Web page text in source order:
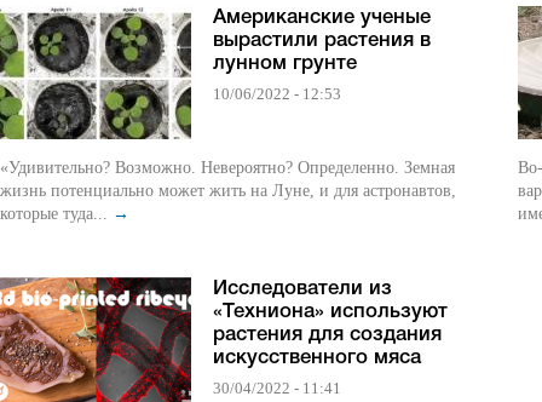
Американские ученые
вырастили растения в
лунном грунте
10/06/2022 - 12:53
«Удивительно? Возможно. Невероятно? Определенно. Земная
жизнь потенциально может жить на Луне, и для астронавтов,
которые туда... →
Исследователи из
«Техниона» используют
растения для создания
искусственного мяса
30/04/2022 - 11:41